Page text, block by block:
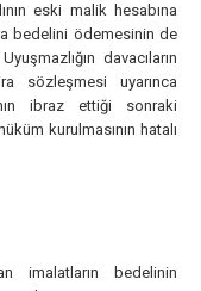
eski malik hesabına
bedelini ödemesinin de
davacıların
sözleşmesi uyarınca
ibraz ettiği sonraki
kurulmasının hatalı
imalatların bedelinin